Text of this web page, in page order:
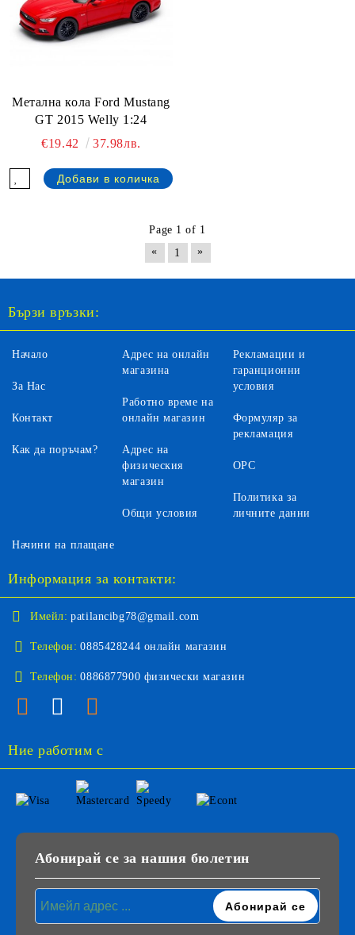
Метална кола Ford Mustang
GT 2015 Welly 1:24
€19.42
37.98лв.
Page 1 of 1
«
1 »
Бързи връзки:
Начало
За Нас
Контакт
Как да поръчам?
Адрес на онлайн
магазина
Работно време на
онлайн магазин
Адрес на
физическия
магазин
Общи условия
Рекламации и
гаранционни
условия
Формуляр за
рекламация
ОРС
Политика за
личните данни
Начини на плащане
Информация за контакти:
Имейл: patilancibg78@gmail.com
Телефон: 0885428244 онлайн магазин
Телефон: 0886877900 физически магазин
Ние работим с
Абонирай се за нашия бюлетин